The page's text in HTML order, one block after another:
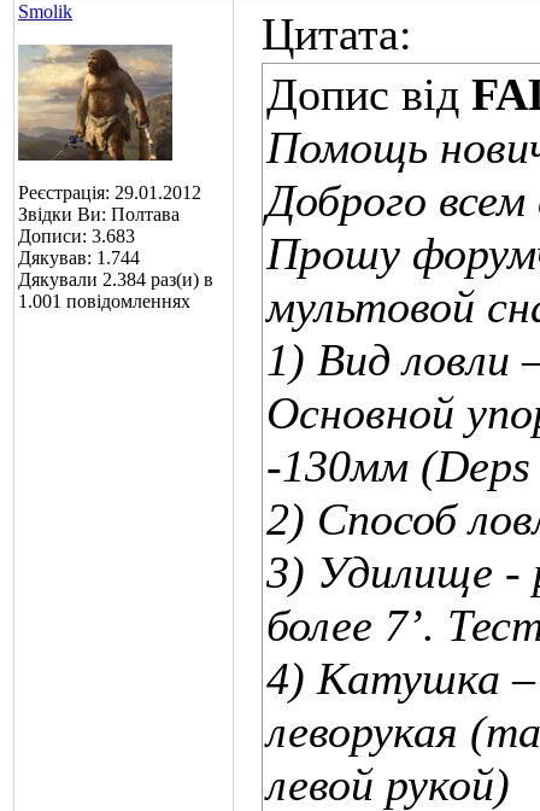
Smolik
Реєстрація: 29.01.2012
Звідки Ви: Полтава
Дописи: 3.683
Дякував: 1.744
Дякували 2.384 раз(и) в
1.001 повідомленнях
Цитата:
Допис від
Помощь
Доброго
Прошу
мультовой
1) Вид ловли
Основной
-130мм
2) Способ
3) Удилище -
более 7’.
4) Катушка –
леворукая
левой рукой)